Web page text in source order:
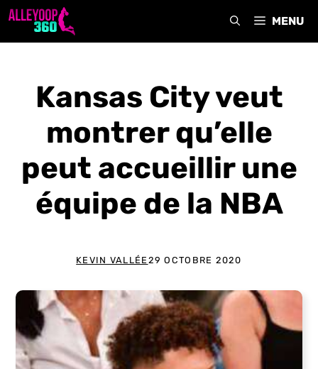
Aller
MENU
Kansas City veut
montrer qu’elle
peut accueillir une
équipe de la NBA
KEVIN VALLÉE 29 OCTOBRE 2020